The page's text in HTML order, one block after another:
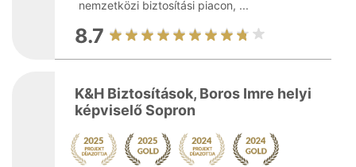
nemzetközi biztosítási piacon, ...
8.7
K&H Biztosítások, Boros Imre helyi
képviselő Sopron